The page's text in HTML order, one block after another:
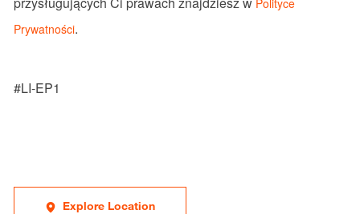
Polityce
Prywatności.
#LI-EP1
Explore Location